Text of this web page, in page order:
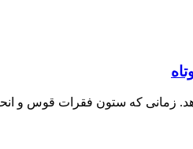
زمانی که ستون فقرات قوس و